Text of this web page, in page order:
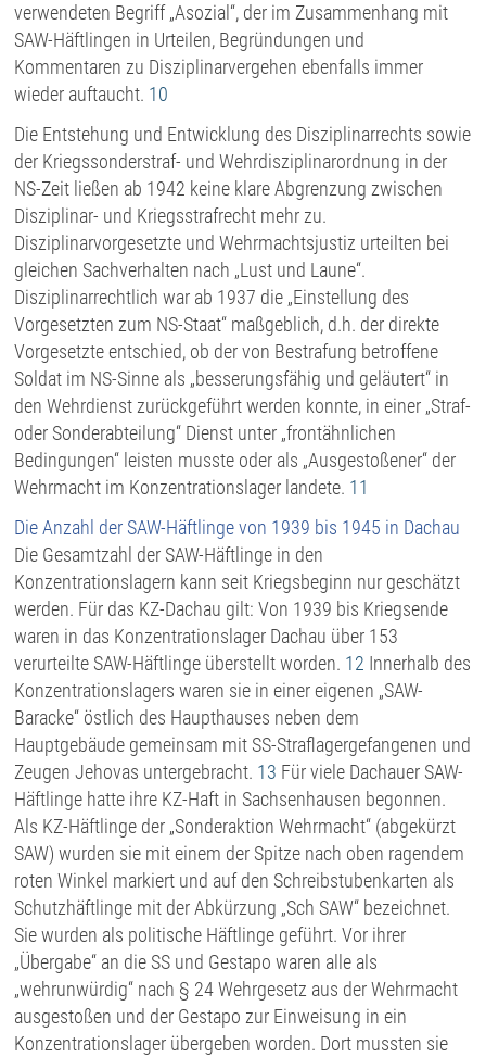
verwendeten Begriff „Asozial“, der im Zusammenhang mit
SAW-Häftlingen in Urteilen, Begründungen und
Kommentaren zu Disziplinarvergehen ebenfalls immer
wieder auftaucht. 10
Die Entstehung und Entwicklung des Disziplinarrechts sowie
der Kriegssonderstraf- und Wehrdisziplinarordnung in der
NS-Zeit ließen ab 1942 keine klare Abgrenzung zwischen
Disziplinar- und Kriegsstrafrecht mehr zu.
Disziplinarvorgesetzte und Wehrmachtsjustiz urteilten bei
gleichen Sachverhalten nach „Lust und Laune“.
Disziplinarrechtlich war ab 1937 die „Einstellung des
Vorgesetzten zum NS-Staat“ maßgeblich, d.h. der direkte
Vorgesetzte entschied, ob der von Bestrafung betroffene
Soldat im NS-Sinne als „besserungsfähig und geläutert“ in
den Wehrdienst zurückgeführt werden konnte, in einer „Straf-
oder Sonderabteilung“ Dienst unter „frontähnlichen
Bedingungen“ leisten musste oder als „Ausgestoßener“ der
Wehrmacht im Konzentrationslager landete. 11
Die Anzahl der SAW-Häftlinge von 1939 bis 1945 in Dachau
Die Gesamtzahl der SAW-Häftlinge in den
Konzentrationslagern kann seit Kriegsbeginn nur geschätzt
werden. Für das KZ-Dachau gilt: Von 1939 bis Kriegsende
waren in das Konzentrationslager Dachau über 153
verurteilte SAW-Häftlinge überstellt worden. 12 Innerhalb des
Konzentrationslagers waren sie in einer eigenen „SAW-
Baracke“ östlich des Haupthauses neben dem
Hauptgebäude gemeinsam mit SS-Straflagergefangenen und
Zeugen Jehovas untergebracht. 13 Für viele Dachauer SAW-
Häftlinge hatte ihre KZ-Haft in Sachsenhausen begonnen.
Als KZ-Häftlinge der „Sonderaktion Wehrmacht“ (abgekürzt
SAW) wurden sie mit einem der Spitze nach oben ragendem
roten Winkel markiert und auf den Schreibstubenkarten als
Schutzhäftlinge mit der Abkürzung „Sch SAW“ bezeichnet.
Sie wurden als politische Häftlinge geführt. Vor ihrer
„Übergabe“ an die SS und Gestapo waren alle als
„wehrunwürdig“ nach § 24 Wehrgesetz aus der Wehrmacht
ausgestoßen und der Gestapo zur Einweisung in ein
Konzentrationslager übergeben worden. Dort mussten sie